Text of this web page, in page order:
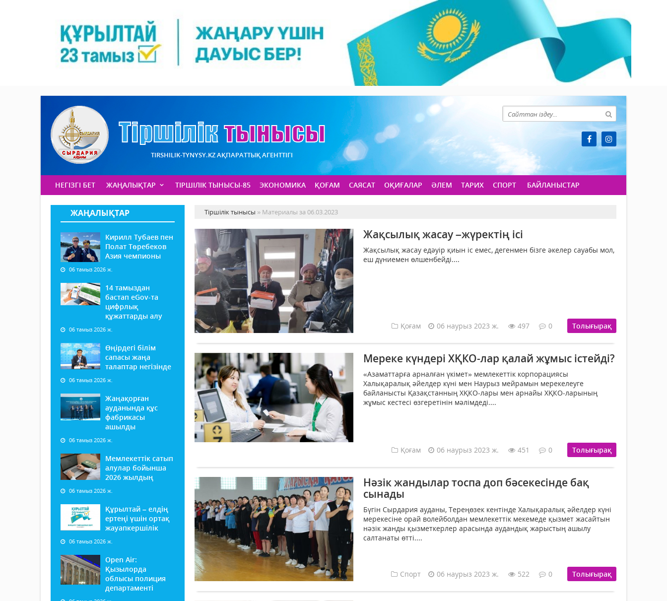
TIRSHILIK-TYNYSY.KZ АҚПАРАТТЫҚ АГЕНТТІГІ
НЕГІЗГІ БЕТ ЖАҢАЛЫҚТАР ТІРШІЛІК ТЫНЫСЫ-85 ЭКОНОМИКА ҚОҒАМ САЯСАТ ОҚИҒАЛАР ӘЛЕМ ТАРИХ СПОРТ БАЙЛАНЫСТАР
ЖАҢАЛЫҚТАР
Кирилл Тубаев пен
Полат Төребеков
Азия чемпионы
06 тамыз 2026 ж.
14 тамыздан
бастап еGov-та
цифрлық
құжаттарды алу
06 тамыз 2026 ж.
Өңірдегі білім
сапасы жаңа
талаптар негізінде
06 тамыз 2026 ж.
Жаңақорған
ауданында құс
фабрикасы
ашылды
06 тамыз 2026 ж.
Мемлекеттік сатып
алулар бойынша
2026 жылдың
06 тамыз 2026 ж.
Құрылтай – елдің
ертеңі үшін ортақ
жауапкершілік
06 тамыз 2026 ж.
Open Air:
Қызылорда
облысы полиция
департаменті
Тіршілік тынысы » Материалы за 06.03.2023
Жақсылық жасау –жүректің ісі
Жақсылық жасау едәуір қиын іс емес, дегенмен бізге әкелер сауабы мол,
еш дүниемен өлшенбейді....
Қоғам 06 наурыз 2023 ж. 497 0 Толығырақ
Мереке күндері ХҚКО-лар қалай жұмыс істейді?
«Азаматтарға арналған үкімет» мемлекеттік корпорациясы
Халықаралық әйелдер күні мен Наурыз мейрамын мерекелеуге
байланысты Қазақстанның ХҚКО-лары мен арнайы ХҚКО-ларының
жұмыс кестесі өзгеретінін мәлімдеді....
Қоғам 06 наурыз 2023 ж. 451 0 Толығырақ
Нәзік жандылар тоспа доп бәсекесінде бақ
сынады
Бүгін Сырдария ауданы, Тереңөзек кентінде Халықаралық әйелдер күні
мерекесіне орай волейболдан мемлекеттік мекемеде қызмет жасайтын
нәзік жанды қызметкерлер арасында аудандық жарыстың ашылу
салтанаты өтті....
Спорт 06 наурыз 2023 ж. 522 0 Толығырақ